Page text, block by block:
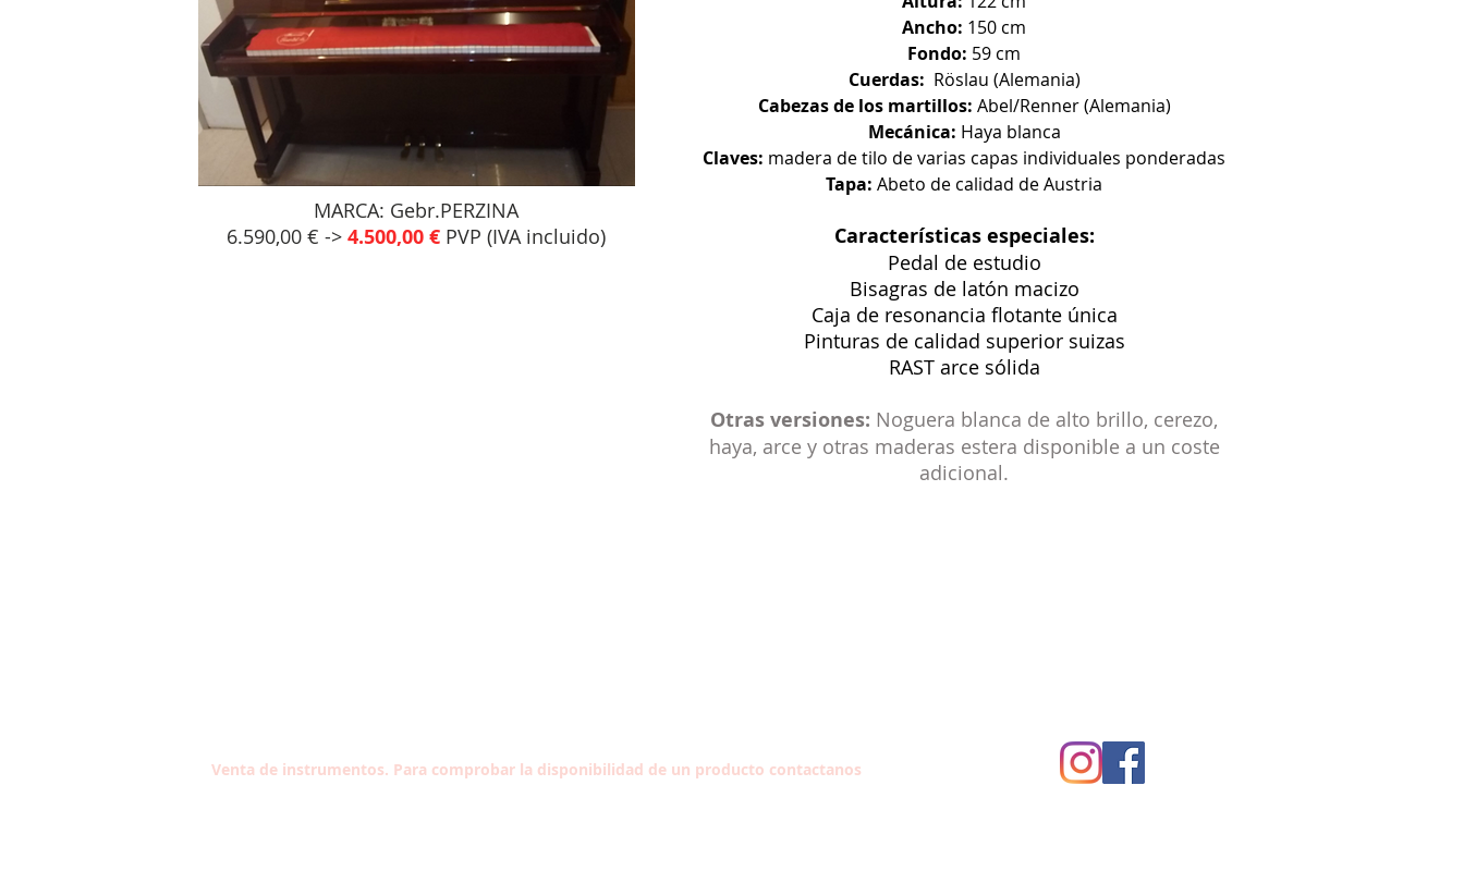
MARCA: Gebr.PERZINA
6.590,00 € -> 4.500,00 € PVP (IVA incluido)
Ancho: 150 cm
Fondo: 59 cm
Cuerdas: Röslau (Alemania)
Cabezas de los martillos: Abel/Renner (Alemania)
Mecánica: Haya blanca
Claves: madera de tilo de varias capas individuales ponderadas
Tapa: Abeto de calidad de Austria
Características especiales:
Pedal de estudio
Bisagras de latón macizo
Caja de resonancia flotante única
Pinturas de calidad superior suizas
RAST arce sólida
Otras versiones: Noguera blanca de alto brillo, cerezo,
haya, arce y otras maderas estera disponible a un coste
adicional.
Venta de instrumentos. Para comprobar la disponibilidad de un producto contactanos